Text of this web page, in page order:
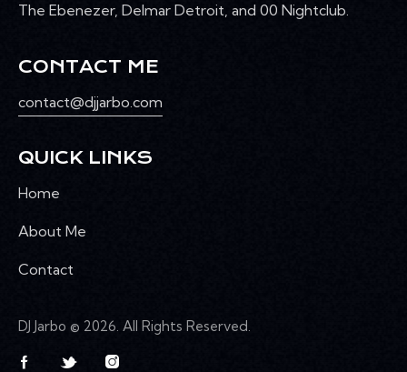
The Ebenezer, Delmar Detroit, and 00 Nightclub.
CONTACT ME
contact@djjarbo.com
QUICK LINKS
Home
About Me
Contact
DJ Jarbo © 2026. All Rights Reserved.